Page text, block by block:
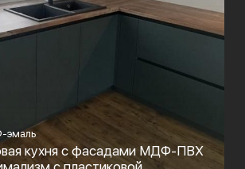
кухня с фасадами МДФ-ПВХ